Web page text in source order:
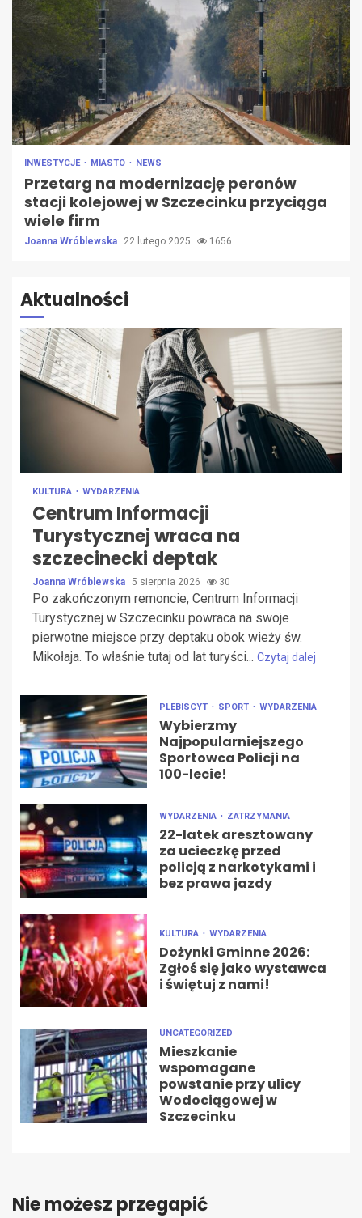
INWESTYCJE MIASTO NEWS
Przetarg na modernizację peronów
stacji kolejowej w Szczecinku przyciąga
wiele firm
Joanna Wróblewska 22 lutego 2025 1656
Aktualności
KULTURA WYDARZENIA
Centrum Informacji
Turystycznej wraca na
szczecinecki deptak
Joanna Wróblewska 5 sierpnia 2026 30
Po zakończonym remoncie, Centrum Informacji
Turystycznej w Szczecinku powraca na swoje
pierwotne miejsce przy deptaku obok wieży św.
Mikołaja. To właśnie tutaj od lat turyści... Czytaj dalej
PLEBISCYT SPORT WYDARZENIA
Wybierzmy
Najpopularniejszego
Sportowca Policji na
100-lecie!
WYDARZENIA ZATRZYMANIA
22-latek aresztowany
za ucieczkę przed
policją z narkotykami i
bez prawa jazdy
KULTURA WYDARZENIA
Dożynki Gminne 2026:
Zgłoś się jako wystawca
i świętuj z nami!
UNCATEGORIZED
Mieszkanie
wspomagane
powstanie przy ulicy
Wodociągowej w
Szczecinku
Nie możesz przegapić